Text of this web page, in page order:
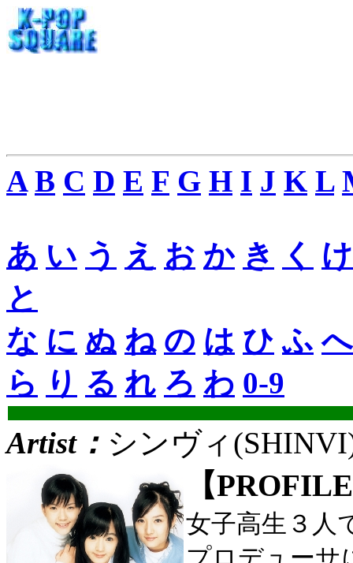
A B C D E F G H I J K L
あ い う え お か き く け
と
な に ぬ ね の は ひ ふ へ
ら り る れ ろ わ 0-9
Artist： シンヴィ
【
女子高生３人